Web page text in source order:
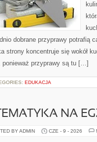
dobrane przyprawy potrafią
strony koncentruje się wokół
ponieważ przyprawy są tu […]
EDUKACJA
NA
BY ADMIN CZE - 9 - 2026